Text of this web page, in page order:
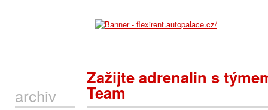
Zažijte adrenalin s
Team
archiv